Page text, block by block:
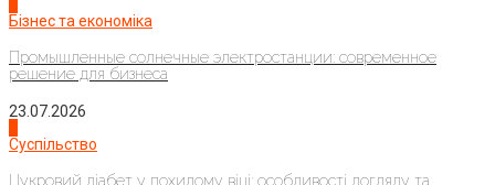
Бізнес та економіка
Промышленные солнечные электростанции: современное
решение для бизнеса
23.07.2026
Суспільство
Цукровий діабет у похилому віці: особливості догляду та...